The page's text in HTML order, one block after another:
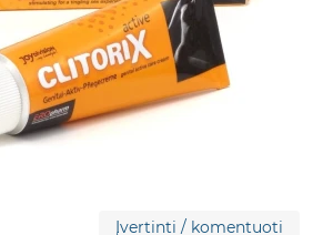
Įvertinti / komentuoti